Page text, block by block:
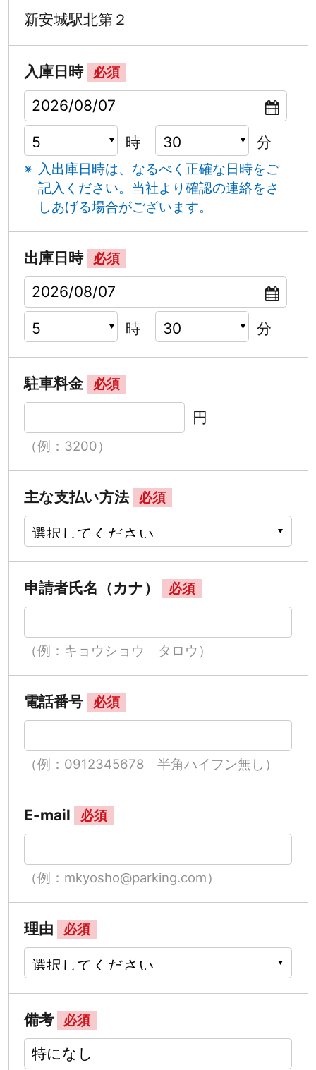
新安城駅北第２
入庫日時 必須
時 分
入出庫日時は、なるべく正確な日時をご
記入ください。 当社より確認の連絡をさ
しあげる場合がございます。
出庫日時 必須
時 分
駐車料金 必須
円
（例：3200）
主な支払い方法 必須
申請者氏名（カナ） 必須
（例：キョウショウ タロウ）
電話番号 必須
（例：0912345678 半角ハイフン無し）
E-mail 必須
（例：mkyosho@parking.com）
理由 必須
備考 必須